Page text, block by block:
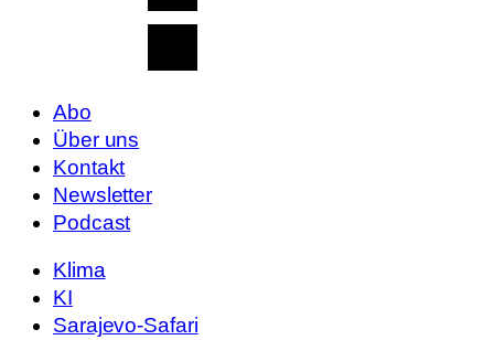
Abo
Über uns
Kontakt
Newsletter
Podcast
Klima
KI
Sarajevo-Safari